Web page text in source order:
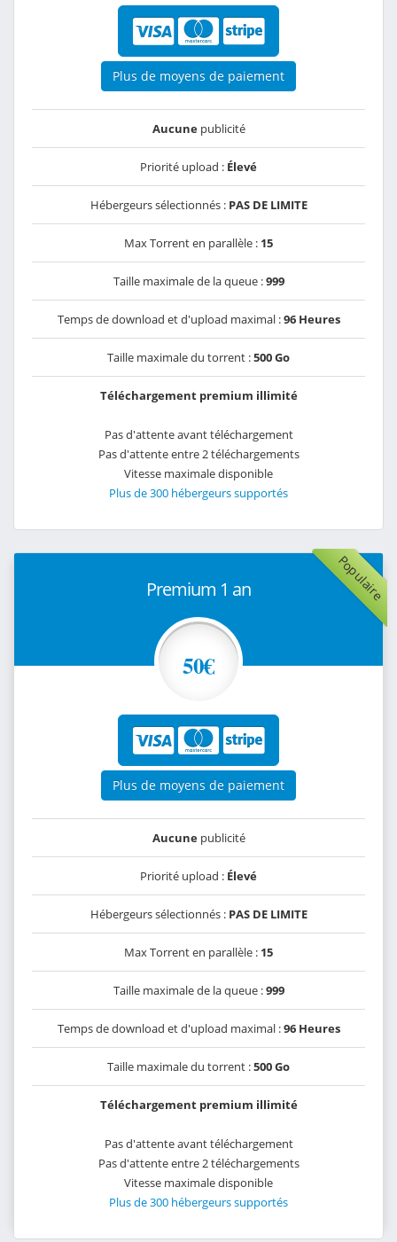
Plus de moyens de paiement
Aucunepublicité
Priorité upload : Élevé
Hébergeurs sélectionnés : PAS DE LIMITE
Max Torrent en parallèle : 15
Taille maximale de la queue :999
Temps de download et d'upload maximal :96 Heures
Taille maximale du torrent :500 Go
Téléchargement premium illimité
Pas d'attente avant téléchargement
Pas d'attente entre 2 téléchargements
Vitesse maximale disponible
Plus de 300 hébergeurs supportés
Populaire
Premium 1 an
50€
Plus de moyens de paiement
Aucunepublicité
Priorité upload : Élevé
Hébergeurs sélectionnés : PAS DE LIMITE
Max Torrent en parallèle : 15
Taille maximale de la queue :999
Temps de download et d'upload maximal :96 Heures
Taille maximale du torrent :500 Go
Téléchargement premium illimité
Pas d'attente avant téléchargement
Pas d'attente entre 2 téléchargements
Vitesse maximale disponible
Plus de 300 hébergeurs supportés